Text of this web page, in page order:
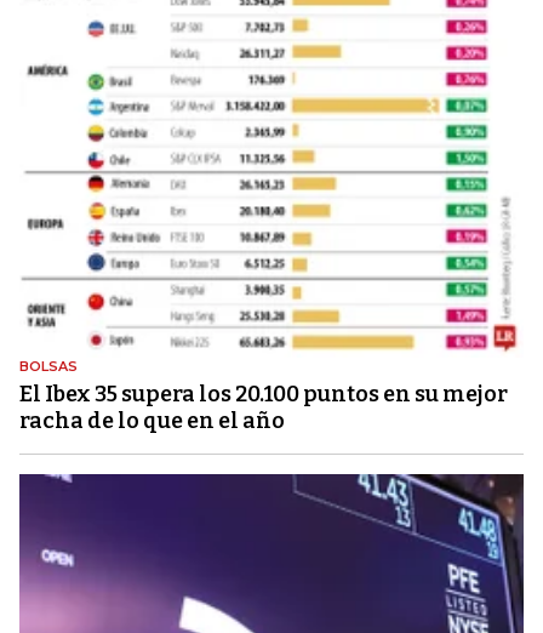
BOLSAS
El Ibex 35 supera los 20.100 puntos en su mejor
racha de lo que en el año